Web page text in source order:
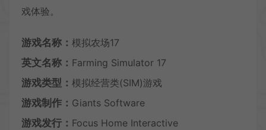
戏体验。
游戏名称： 模拟农场17
英文名称： Farming Simulator 17
游戏类型： 模拟经营类(SIM)游戏
游戏制作： Giants Software
游戏发行： Focus Home Interactive